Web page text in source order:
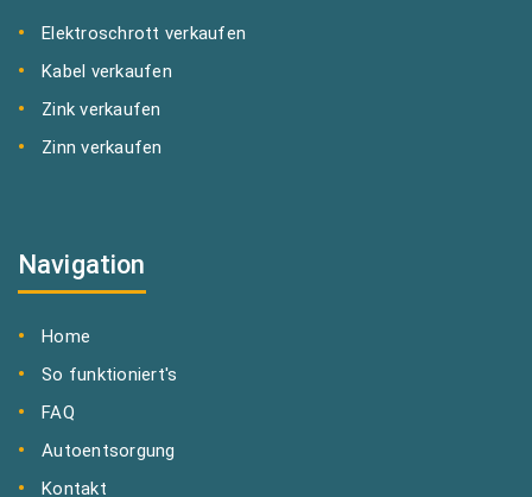
Elektroschrott verkaufen
Kabel verkaufen
Zink verkaufen
Zinn verkaufen
Navigation
Home
So funktioniert's
FAQ
Autoentsorgung
Kontakt